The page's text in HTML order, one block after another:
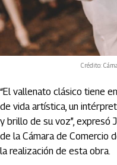
Crédito:
“El vallenato clásico tiene
de vida artística, un
y brillo de su voz”, expresó
de la Cámara de Comercio
la realización de esta obra.